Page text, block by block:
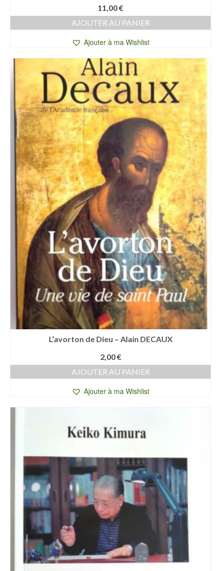
11,00€
AJOUTER AU PANIER
Ajouter à ma Wishlist
L’avorton de Dieu – Alain DECAUX
2,00€
AJOUTER AU PANIER
Ajouter à ma Wishlist